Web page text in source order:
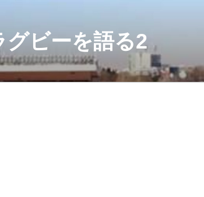
グビーを語る2